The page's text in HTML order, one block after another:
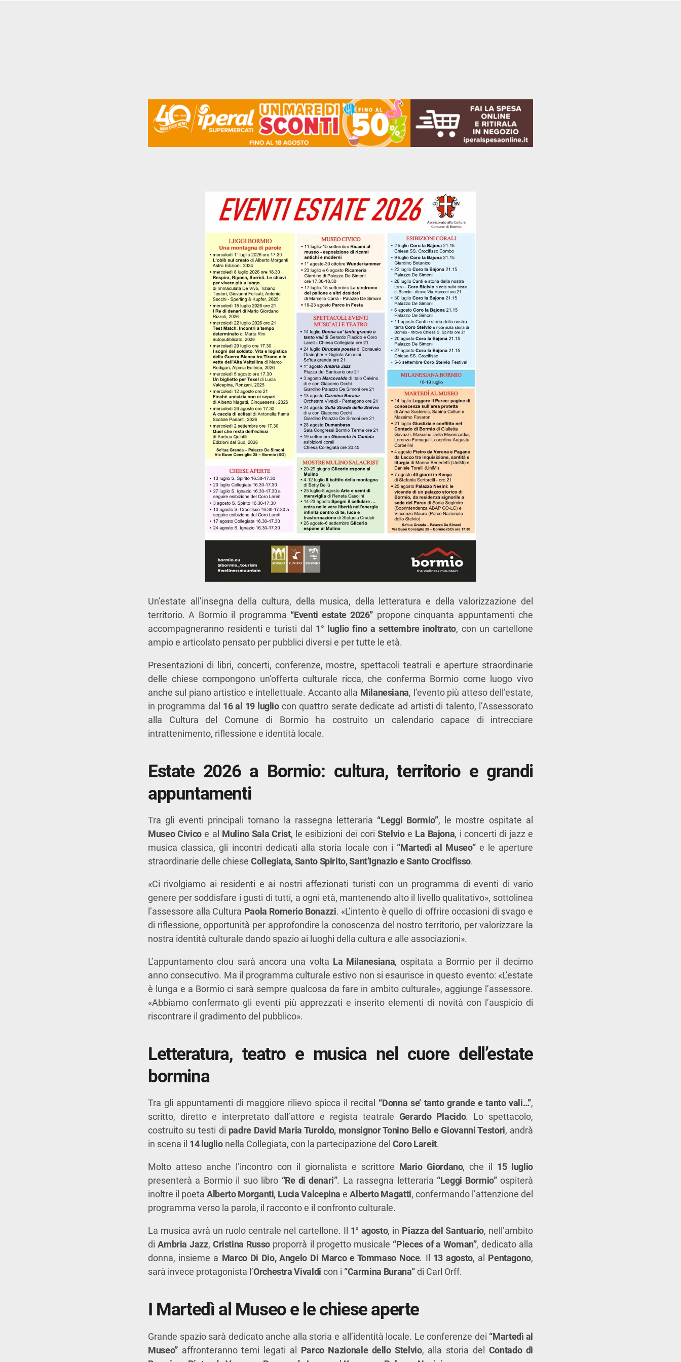
Un’estate all’insegna della cultura, della musica, della letteratura e della valorizzazione del
territorio. A Bormio il programma “Eventi estate 2026” propone cinquanta appuntamenti che
accompagneranno residenti e turisti dal 1° luglio fino a settembre inoltrato, con un cartellone
ampio e articolato pensato per pubblici diversi e per tutte le età.
Presentazioni di libri, concerti, conferenze, mostre, spettacoli teatrali e aperture straordinarie
delle chiese compongono un’offerta culturale ricca, che conferma Bormio come luogo vivo
anche sul piano artistico e intellettuale. Accanto alla Milanesiana, l’evento più atteso dell’estate,
in programma dal 16 al 19 lugliocon quattro serate dedicate ad artisti di talento, l’Assessorato
alla Cultura del Comune di Bormio ha costruito un calendario capace di intrecciare
intrattenimento, riflessione e identità locale.
Estate 2026 a Bormio: cultura, territorio e grandi
appuntamenti
Tra gli eventi principali tornano la rassegna letteraria “Leggi Bormio”, le mostre ospitate al
Museo Civico e al Mulino Sala Crist, le esibizioni dei coriStelvioe La Bajona, i concerti di jazz e
musica classica, gli incontri dedicati alla storia locale con i “Martedì al Museo”e le aperture
straordinarie delle chiese Collegiata, Santo Spirito, Sant’Ignazio e Santo Crocifisso.
«Ci rivolgiamo ai residenti e ai nostri affezionati turisti con un programma di eventi di vario
genere per soddisfare i gusti di tutti, a ogni età, mantenendo alto il livello qualitativo», sottolinea
l’assessore alla Cultura Paola Romerio Bonazzi. «L’intento è quello di offrire occasioni di svago e
di riflessione, opportunità per approfondire la conoscenza del nostro territorio, per valorizzare la
nostra identità culturale dando spazio ai luoghi della cultura e alle associazioni».
L’appuntamento clou sarà ancora una volta La Milanesiana, ospitata a Bormio per il decimo
anno consecutivo. Ma il programma culturale estivo non si esaurisce in questo evento: «L’estate
è lunga e a Bormio ci sarà sempre qualcosa da fare in ambito culturale», aggiunge l’assessore.
«Abbiamo confermato gli eventi più apprezzati e inserito elementi di novità con l’auspicio di
riscontrare il gradimento del pubblico».
Letteratura, teatro e musica nel cuore dell’estate
bormina
Tra gli appuntamenti di maggiore rilievo spicca il recital “Donna se’ tanto grande e tanto vali…”,
scritto, diretto e interpretato dall’attore e regista teatrale Gerardo Placido. Lo spettacolo,
costruito su testi di padre David Maria Turoldo, monsignor Tonino Bello e Giovanni Testori, andrà
in scena il 14 luglionella Collegiata, con la partecipazione del Coro Lareit.
Molto atteso anche l’incontro con il giornalista e scrittore Mario Giordano, che il 15 luglio
presenterà a Bormio il suo libro “Re di denari”. La rassegna letteraria “Leggi Bormio”ospiterà
inoltre il poetaAlberto Morganti, Lucia Valcepina eAlberto Magatti, confermando l’attenzione del
programma verso la parola, il racconto e il confronto culturale.
La musica avrà un ruolo centrale nel cartellone. Il 1° agosto, in Piazza del Santuario, nell’ambito
diAmbria Jazz, Cristina Russo proporrà il progetto musicale “Pieces of a Woman”, dedicato alla
donna, insieme a Marco Di Dio, Angelo Di Marco e Tommaso Noce. Il 13 agosto, al Pentagono,
sarà invece protagonista l’Orchestra Vivaldi con i “Carmina Burana”di Carl Orff.
I Martedì al Museo e le chiese aperte
Grande spazio sarà dedicato anche alla storia e all’identità locale. Le conferenze dei “Martedì al
Museo”affronteranno temi legati al Parco Nazionale dello Stelvio, alla storia del Contado di